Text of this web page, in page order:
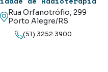
Rua Orfanotrófio, 299
Porto Alegre/RS
(51) 3252.3900